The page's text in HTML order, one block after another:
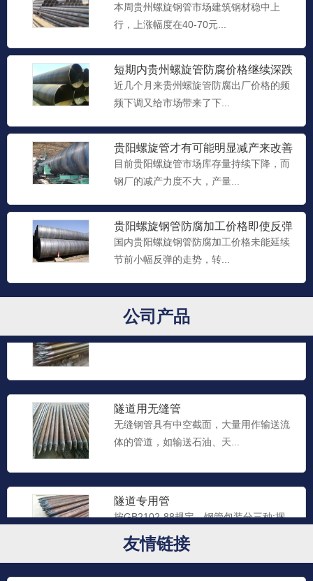
本周贵州螺旋钢管市场建筑钢材稳中上
行，上涨幅度在40-70元...
短期内贵州螺旋管防腐​价格继续深跌
可能性极小
近几个月来贵州螺旋管防腐​出厂价格的频
频下调又给市场带来了下...
贵阳螺旋管​才有可能明显减产来改善
供需关系
目前贵阳螺旋管市场库存量持续下降，而
钢厂的减产力度不大，产量...
贵阳螺旋钢管防腐加工​价格即使反弹
国内贵阳螺旋钢管防腐加工​价格未能延续
节前小幅反弹的走势，转...
公司产品
防腐螺旋钢管主要用于埋地或水下钢质输
油、输气、供水、供热管道...
螺旋钢管防腐加工
环氧树脂螺旋钢管是螺旋钢管防腐的一
种。环氧树脂为主剂的一种双...
贵州隧道用无缝钢管
贵州隧道用无缝钢管...
贵阳隧道用无缝钢管
贵阳隧道用无缝钢管...
隧道用无缝管
无缝钢管具有中空截面，大量用作输送流
体的管道，如输送石油、天...
隧道专用管
按GB2102-88规定。钢管包装分三种:捆
友情链接